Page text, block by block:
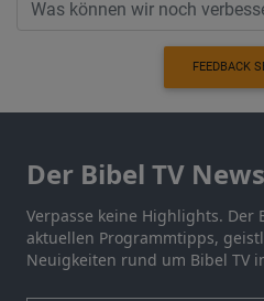
FEEDBACK
Der Bibel TV
Verpasse keine Highlights. Der
aktuellen Programmtipps,
Neuigkeiten rund um Bibel TV